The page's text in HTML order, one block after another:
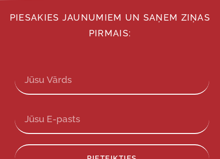
PIESAKIES JAUNUMIEM UN SAŅEM ZIŅAS
PIRMAIS: